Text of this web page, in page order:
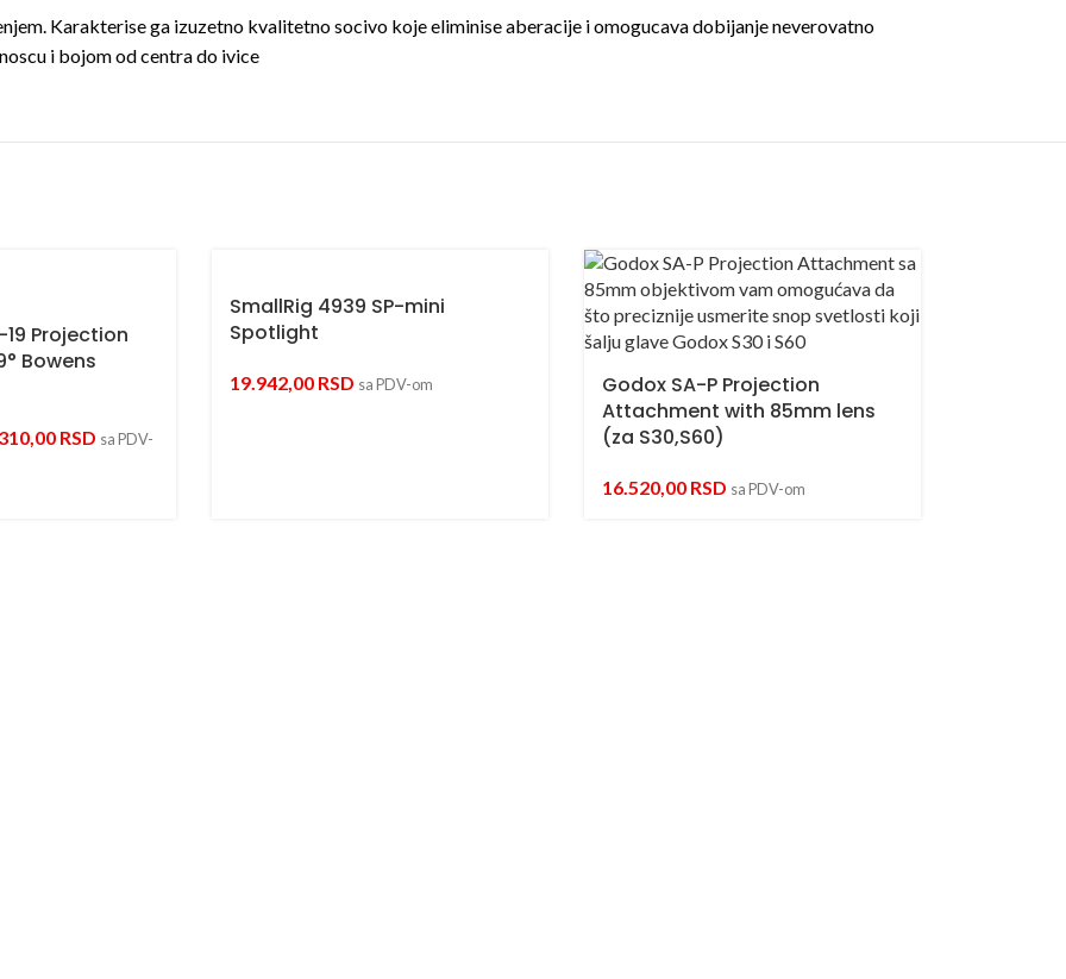
Karakterise ga izuzetno kvalitetno socivo koje eliminise aberacije i omogucava dobijanje neverovatno
i bojom od centra do ivice
19 Projection
Bowens
RSD sa PDV-
SmallRig 4939 SP-mini
Spotlight
19.942,00 RSD sa PDV-om
Godox SA-P Projection
Attachment with 85mm lens
(za S30,S60)
16.520,00 RSD sa PDV-om